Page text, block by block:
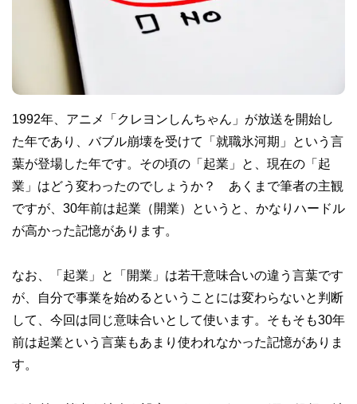
1992年、アニメ「クレヨンしんちゃん」が放送を開始し
た年であり、バブル崩壊を受けて「就職氷河期」という言
葉が登場した年です。その頃の「起業」と、現在の「起
業」はどう変わったのでしょうか？ あくまで筆者の主観
ですが、30年前は起業（開業）というと、かなりハードル
が高かった記憶があります。
なお、「起業」と「開業」は若干意味合いの違う言葉です
が、自分で事業を始めるということには変わらないと判断
して、今回は同じ意味合いとして使います。そもそも30年
前は起業という言葉もあまり使われなかった記憶がありま
す。